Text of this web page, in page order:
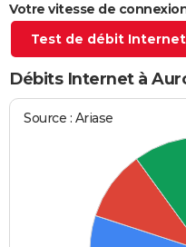
S'inscrire
Se connecter
Lycées
Collèges
Primaires
Universités
Entreprises
Service militaire
Avis de recherche
Bricolage
Lifestyle
Culture
Sport
Auto
Television
Voyage
Cinema
Votre vitesse de
Test de débit Internet
Débits Internet à
Source : Ariase